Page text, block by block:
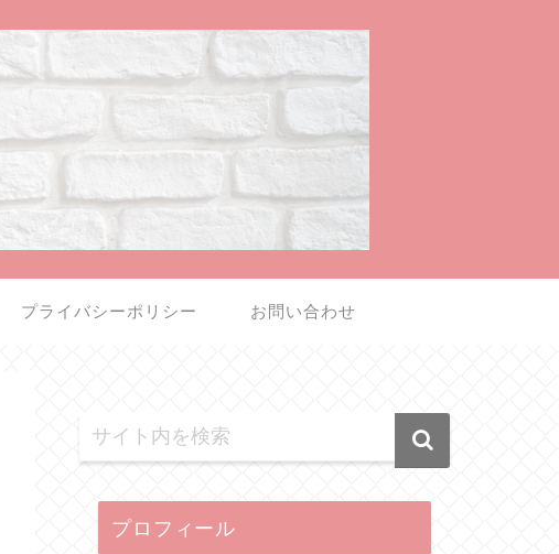
プライバシーポリシー お問い合わせ
プロフィール